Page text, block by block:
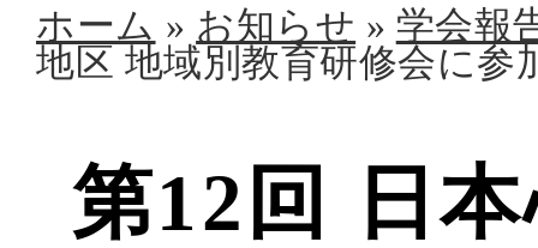
ホーム » お知らせ » 学会報
地区 地域別教育研修会に参
第12回 日